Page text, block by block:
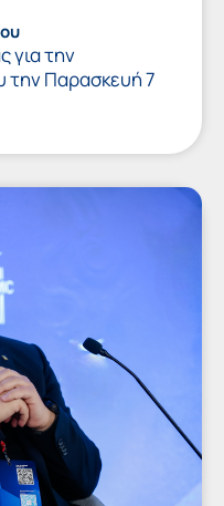
για την
την Παρασκευή 7